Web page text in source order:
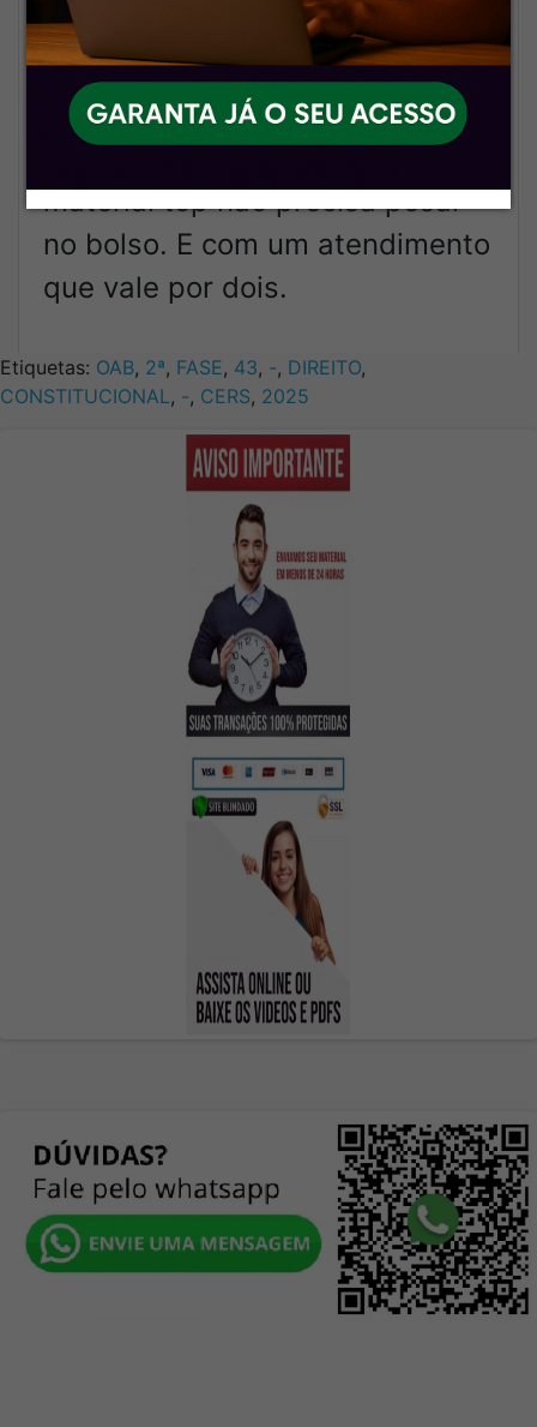
seu sucesso.
🚀Custo acessível com
qualidade premium
A gente prova que estudar com
material top não precisa pesar
no bolso. E com um atendimento
que vale por dois.
Etiquetas: OAB, 2ª, FASE , 43, -, DIREITO,
CONSTITUCIONAL , -, CERS, 2025